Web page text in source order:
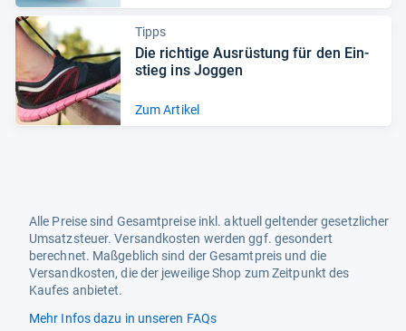
Tipps
Die rich­tige Aus­rüs­tung für den Ein­
stieg ins Jog­gen
Zum Artikel
Alle Preise sind Gesamtpreise inkl. aktuell geltender gesetzlicher
Umsatzsteuer. Versandkosten werden ggf. gesondert
berechnet. Maßgeblich sind der Gesamtpreis und die
Versandkosten, die der jeweilige Shop zum Zeitpunkt des
Kaufes anbietet.
Mehr Infos dazu in unseren FAQs